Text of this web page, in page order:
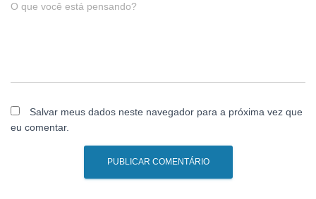
O que você está pensando?
Salvar meus dados neste navegador para a próxima vez que
eu comentar.